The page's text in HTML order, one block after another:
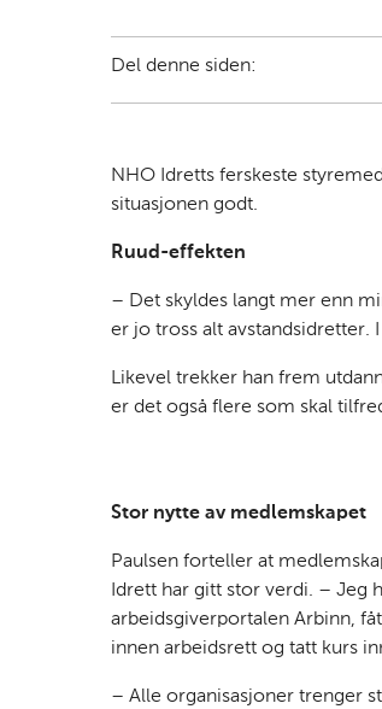
Del denne siden:
NHO Idretts ferskeste
situasjonen godt.
Ruud-effekten
– Det skyldes langt mer enn
er jo tross alt avstandsidretter.
Likevel trekker han frem
er det også flere som skal
Stor nytte av medlemskapet
Paulsen forteller at
Idrett har gitt stor verdi. – Jeg
arbeidsgiverportalen Arbinn,
innen arbeidsrett og tatt kurs
– Alle organisasjoner trenger